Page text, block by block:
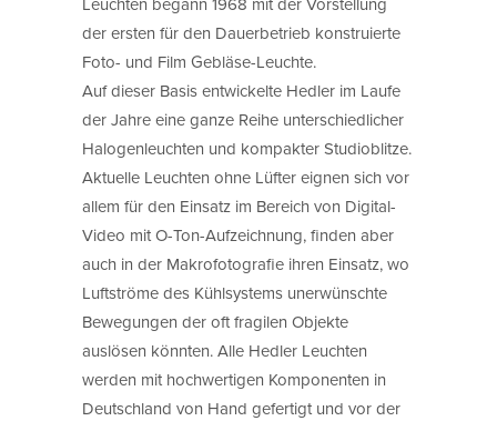
der ersten für den Dauerbetrieb konstruierte
Foto- und Film Gebläse-Leuchte.
Auf dieser Basis entwickelte Hedler im Laufe
der Jahre eine ganze Reihe unterschiedlicher
Halogenleuchten und kompakter Studioblitze.
Aktuelle Leuchten ohne Lüfter eignen sich vor
allem für den Einsatz im Bereich von Digital-
Video mit O-Ton-Aufzeichnung, finden aber
auch in der Makrofotografie ihren Einsatz, wo
Luftströme des Kühlsystems unerwünschte
Bewegungen der oft fragilen Objekte
auslösen könnten. Alle Hedler Leuchten
werden mit hochwertigen Komponenten in
Deutschland von Hand gefertigt und vor der